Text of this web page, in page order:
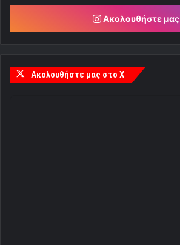
Ακολουθήστε μας
Ακολουθήστε μας στο X